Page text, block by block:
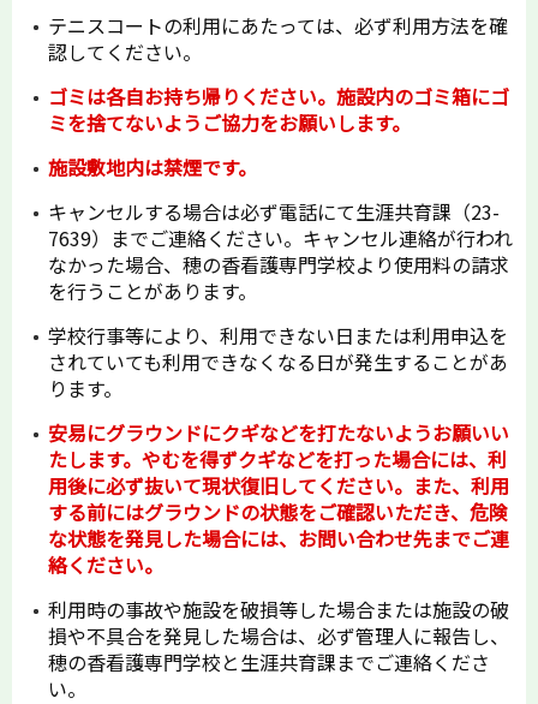
テニスコートの利用にあたっては、必ず利用方法を確
認してください。
ゴミは各自お持ち帰りください。施設内のゴミ箱にゴ
ミを捨てないようご協力をお願いします。
施設敷地内は禁煙です。
キャンセルする場合は必ず電話にて生涯共育課（23-
7639）までご連絡ください。キャンセル連絡が行われ
なかった場合、穂の香看護専門学校より使用料の請求
を行うことがあります。
学校行事等により、利用できない日または利用申込を
されていても利用できなくなる日が発生することがあ
ります。
安易にグラウンドにクギなどを打たないようお願いい
たします。やむを得ずクギなどを打った場合には、利
用後に必ず抜いて現状復旧してください。また、利用
する前にはグラウンドの状態をご確認いただき、危険
な状態を発見した場合には、お問い合わせ先までご連
絡ください。
利用時の事故や施設を破損等した場合または施設の破
損や不具合を発見した場合は、必ず管理人に報告し、
穂の香看護専門学校と生涯共育課までご連絡くださ
い。